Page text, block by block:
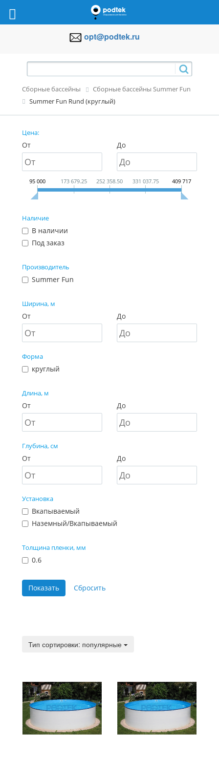
opt@podtek.ru
Сборные бассейны
Сборные бассейны Summer Fun
Summer Fun Rund (круглый)
Цена:
От До
95 000 173 679.25 252 358.50 331 037.75 409 717
Наличие
В наличии
Под заказ
Производитель
Summer Fun
Ширина, м
От До
Форма
круглый
Длина, м
От До
Глубина, см
От До
Установка
Вкапываемый
Наземный/Вкапываемый
Толщина пленки, мм
0.6
Тип сортировки: популярные